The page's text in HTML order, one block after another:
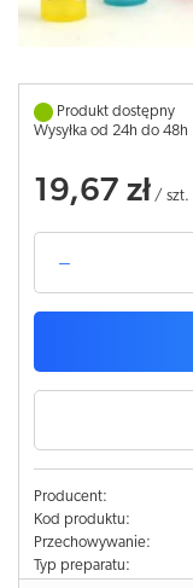
Produkt dostępny
Wysyłka od 24h do 48h
19,67 zł / szt.
Producent:
Kod produktu:
Przechowywanie:
Typ preparatu: